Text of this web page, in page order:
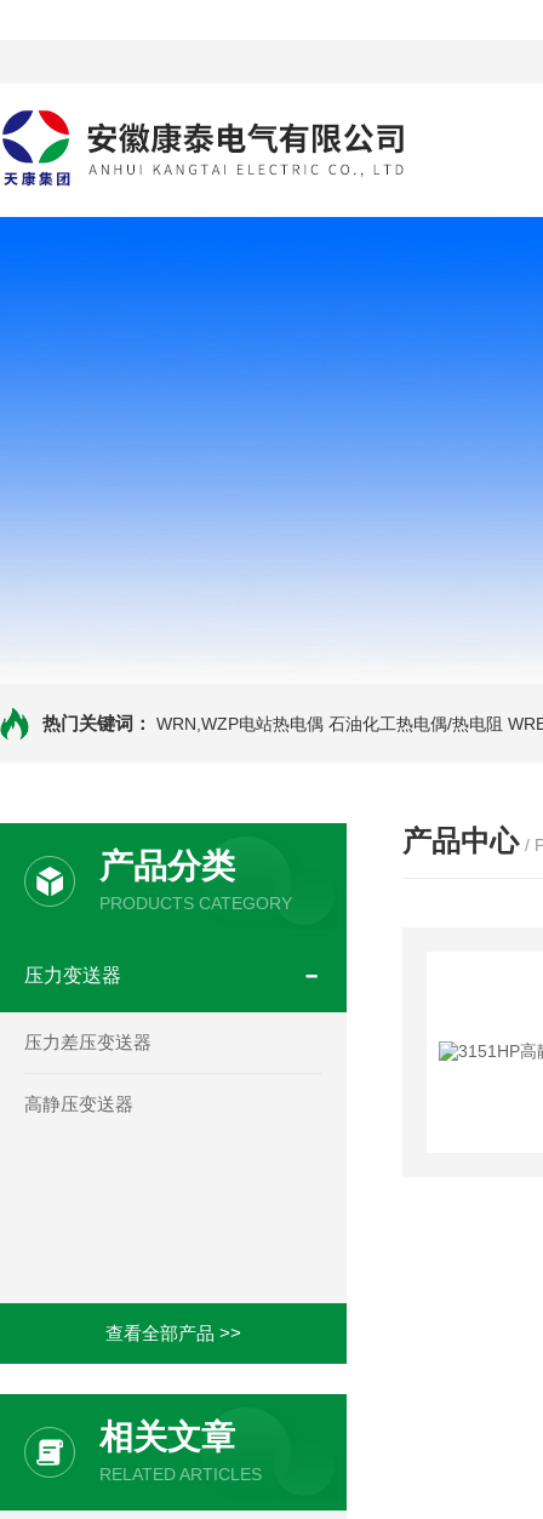
热门关键词： WRN,WZP电站热电偶 石油化工热电偶/热电阻
产品分类
PRODUCTS CATEGORY
压力变送器
压力差压变送器
高静压变送器
查看全部产品 >>
相关文章
RELATED ARTICLES
产品中心 /